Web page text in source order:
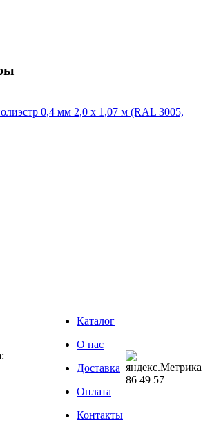
0,4 мм 2,0 х 1,07 м (RAL 3005,
Каталог
О нас
Доставка
Оплата
Контакты
86 49 57